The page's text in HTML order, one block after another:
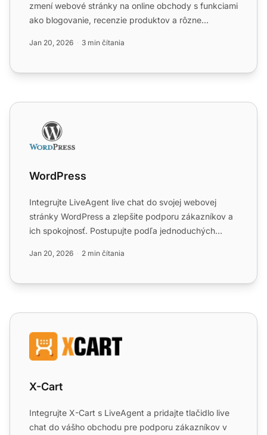
zmení webové stránky na online obchody s funkciami
ako blogovanie, recenzie produktov a rôzne
Jan 20, 2026 3 min čítania
WordPress
WordPress
Integrujte LiveAgent live chat do svojej webovej
stránky WordPress a zlepšite podporu zákazníkov a
ich spokojnosť. Postupujte podľa jednoduchých
Jan 20, 2026 2 min čítania
X-Cart
X-Cart
Integrujte X-Cart s LiveAgent a pridajte tlačidlo live
chat do vášho obchodu pre podporu zákazníkov v